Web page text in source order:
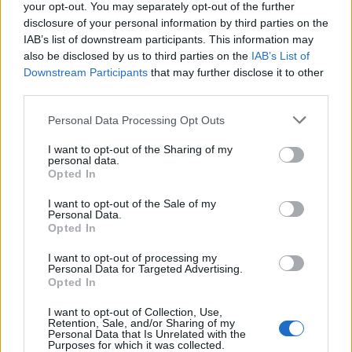
your opt-out. You may separately opt-out of the further
disclosure of your personal information by third parties on the
IAB’s list of downstream participants. This information may
also be disclosed by us to third parties on the IAB’s List of
Downstream Participants that may further disclose it to other
Personal Data Processing Opt Outs
I want to opt-out of the Sharing of my
personal data.
Opted In
I want to opt-out of the Sale of my
Personal Data.
Opted In
I want to opt-out of processing my
Personal Data for Targeted Advertising.
Opted In
I want to opt-out of Collection, Use,
Retention, Sale, and/or Sharing of my
Personal Data that Is Unrelated with the
Purposes for which it was collected.
BY DEMY 29/11/2017
Το Sonic Forces είναι ένα νέο platform video game, το
οποίο δημιούργησε η Sonic Team και κυκλοφόρησε η
Sega για…
REVIEWS
Warhammer 40K: Dawn of War III Review
ΠΈΤΡΟΣ ΚΥΠΡΑΊΟΣ 05/06/2017